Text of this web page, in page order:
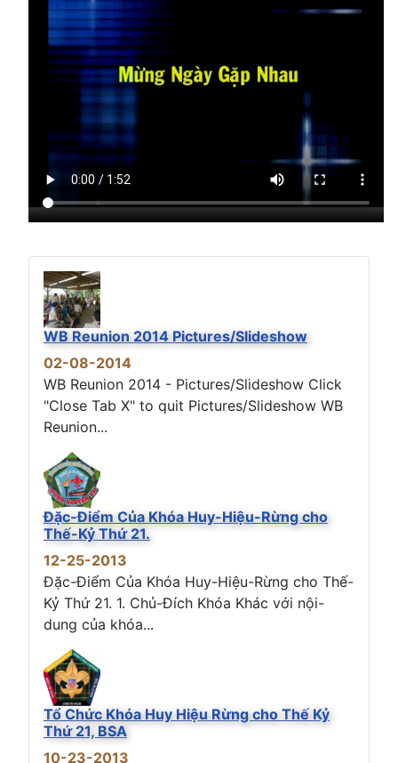
WB Reunion 2014 Pictures/Slideshow
02-08-2014
WB Reunion 2014 - Pictures/Slideshow Click
"Close Tab X" to quit Pictures/Slideshow WB
Reunion...
Đặc-Điểm Của Khóa Huy-Hiệu-Rừng cho
Thế-Kỷ Thứ 21.
12-25-2013
Đặc-Điểm Của Khóa Huy-Hiệu-Rừng cho Thế-
Kỷ Thứ 21. 1. Chủ-Đích Khóa Khác với nội-
dung của khóa...
Tổ Chức Khóa Huy Hiệu Rừng cho Thế Kỷ
Thứ 21, BSA
10-23-2013